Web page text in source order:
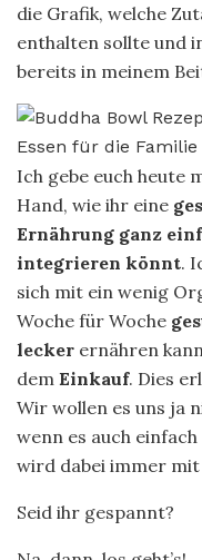
die Grafik, welche
enthalten sollte und
bereits in meinem
Ich gebe euch heute
Hand, wie ihr eine
Ernährung ganz
integrieren könnt.
sich mit ein wenig
Woche für Woche
lecker ernähren
dem Einkauf. Dies
Wir wollen es uns ja
wenn es auch
wird dabei immer
Seid ihr gespannt?